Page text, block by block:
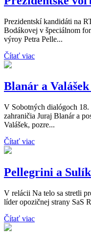
Prezidentskí kandidáti na
Bodákovej v špeciálnom
výroy Petra Pelle...
Čítať viac
Blanár a
V Sobotných dialógoch
zahraničia Juraj Blanár a
Valášek, pozre...
Čítať viac
Pellegrini a
V relácii Na telo sa stretli
líder opozičnej strany SaS
Čítať viac